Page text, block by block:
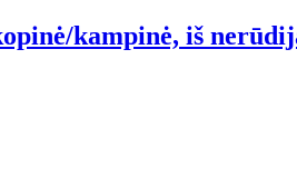
kampinė, iš